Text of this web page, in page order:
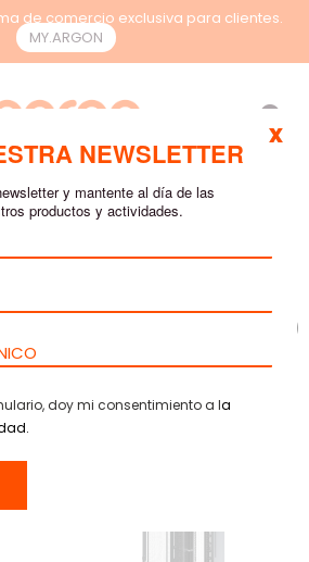
de comercio exclusiva para clientes.
MY.ARGON
NEWSLETTER
y mantente al día de las
productos y actividades.
doy mi consentimiento a la
.
x